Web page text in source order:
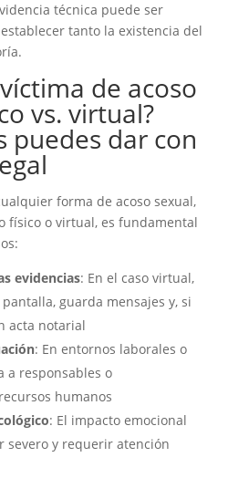
técnica puede ser
tanto la existencia del
de acoso
vs. virtual?
puedes dar con
forma de acoso sexual,
físico o virtual, es fundamental
evidencias: En el caso virtual,
guarda mensajes y, si
acta notarial
: En entornos laborales o
a responsables o
humanos
: El impacto emocional
severo y requerir atención